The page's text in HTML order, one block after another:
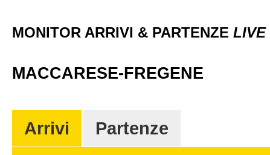
MONITOR ARRIVI & PARTENZE LIVE
MACCARESE-FREGENE
Arrivi Partenze